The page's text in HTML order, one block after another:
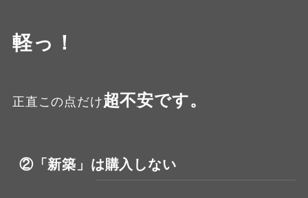
軽っ！
正直この点だけ超不安です。
②「新築」は購入しない